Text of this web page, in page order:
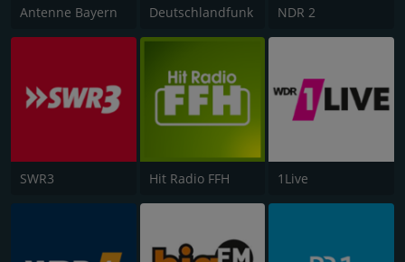
Antenne Bayern Deutschlandfunk NDR 2
SWR3 Hit Radio FFH 1Live